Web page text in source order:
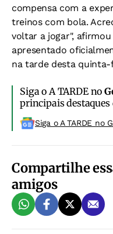
compensa com a
treinos com bola.
voltar a jogar",
apresentado
na tarde desta quinta-
Siga o A TARDE no
principais destaques
Siga o A TARDE no
Compartilhe
amigos